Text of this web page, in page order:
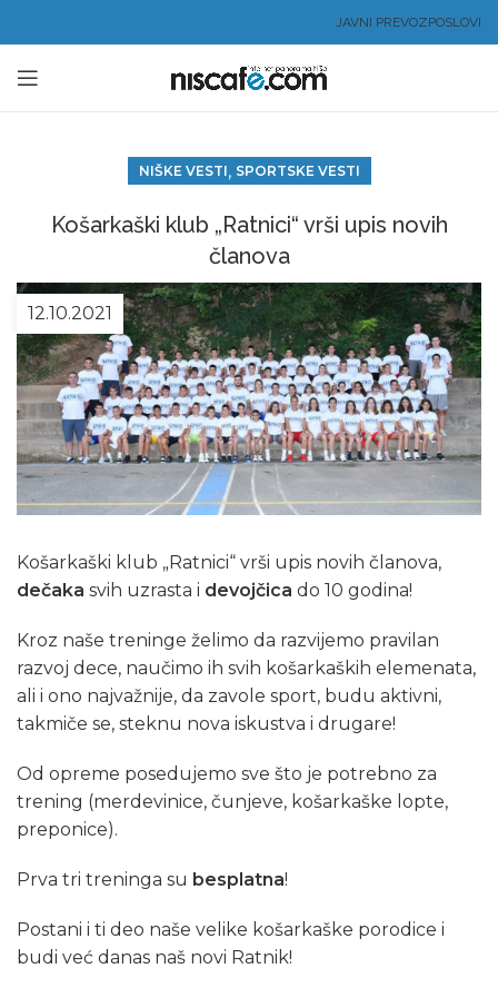
JAVNI PREVOZPOSLOVI
NIŠKE VESTI, SPORTSKE VESTI
Košarkaški klub „Ratnici“ vrši upis novih
članova
12.10.2021
Košarkaški klub „Ratnici“ vrši upis novih članova,
dečaka svih uzrasta i devojčica do 10 godina!
Kroz naše treninge želimo da razvijemo pravilan
razvoj dece, naučimo ih svih košarkaških elemenata,
ali i ono najvažnije, da zavole sport, budu aktivni,
takmiče se, steknu nova iskustva i drugare!
Od opreme posedujemo sve što je potrebno za
trening (merdevinice, čunjeve, košarkaške lopte,
preponice).
Prva tri treninga su besplatna!
Postani i ti deo naše velike košarkaške porodice i
budi već danas naš novi Ratnik!